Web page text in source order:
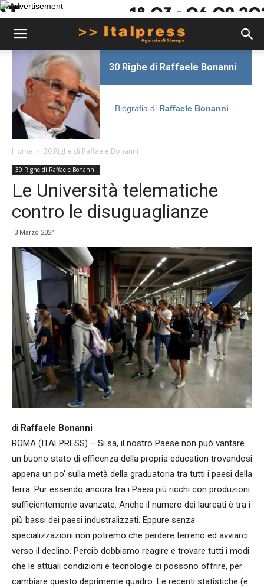
30 Righe di Raffaele Bonanni
Biografia di Raffaele Bonanni
Home 30 Righe di Raffaele Bonanni
30 Righe di Raffaele Bonanni
Le Università telematiche
contro le disuguaglianze
3 Marzo 2024
di Raffaele Bonanni
ROMA (ITALPRESS) – Si sa, il nostro Paese non può vantare
un buono stato di efficenza della propria education trovandosi
appena un po’ sulla metà della graduatoria tra tutti i paesi della
terra. Pur essendo ancora tra i Paesi più ricchi con produzioni
sufficientemente avanzate. Anche il numero dei laureati è tra i
più bassi dei paesi industralizzati. Eppure senza
specializzazioni non potremo che perdere terreno ed avviarci
verso il declino. Perciò dobbiamo reagire e trovare tutti i modi
che le attuali condizioni e tecnologie ci possono offrire, per
cambiare questo deprimente quadro. Le recenti statistiche (e